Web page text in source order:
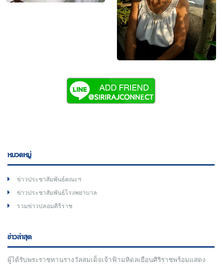
หมวดหมู่
ข่าวประชาสัมพันธ์คณะฯ
ข่าวประชาสัมพันธ์โรงพยาบาล
รวมข่าวปลอมศิริราช
ข่าวล่าสุด
ผู้ได้รับพระราชทานรางวัลสมเด็จเจ้าฟ้ามหิดลเยือนศิริราชพร้อมแสดง